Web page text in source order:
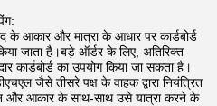
के आकार और मात्रा के आधार पर कार्डबोर्ड
जाता है।बड़े ऑर्डर के लिए, अतिरिक्त
कार्डबोर्ड का उपयोग किया जा सकता है।
जैसे तीसरे पक्ष के वाहक द्वारा नियंत्रित
और आकार के साथ-साथ उसे यात्रा करने के